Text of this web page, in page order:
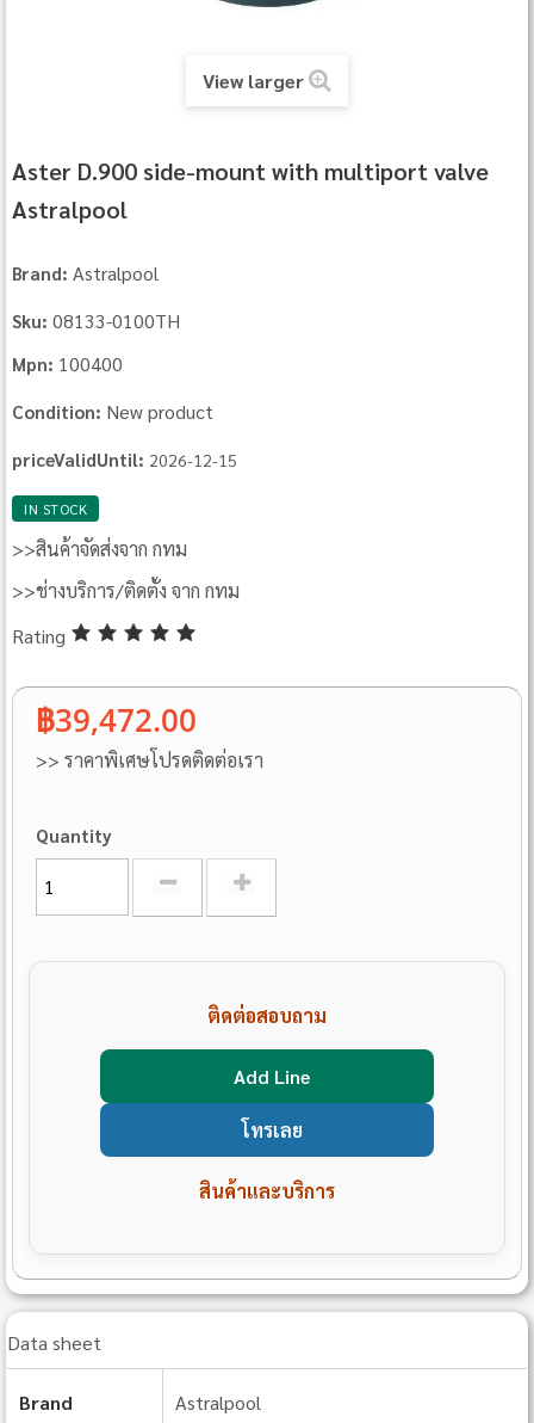
View larger
Aster D.900 side-mount with multiport valve
Astralpool
Brand: Astralpool
Sku: 08133-0100TH
Mpn: 100400
Condition: New product
priceValidUntil: 2026-12-15
IN STOCK
>>สินค้าจัดส่งจาก กทม
>>ช่างบริการ/ติดตั้ง จาก กทม
Rating
฿39,472.00
>> ราคาพิเศษโปรดติดต่อเรา
Quantity
ติดต่อสอบถาม
Add Line
โทรเลย
สินค้าและบริการ
Data sheet
Brand Astralpool